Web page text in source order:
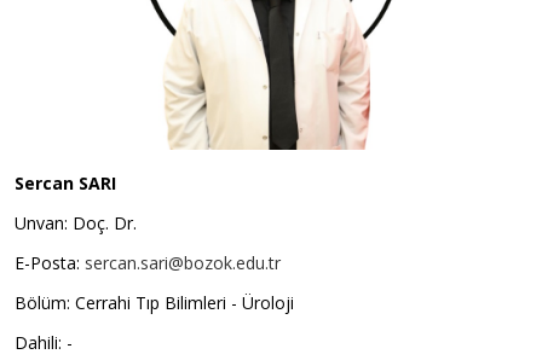
Sercan SARI
Unvan: Doç. Dr.
E-Posta: sercan.sari@bozok.edu.tr
Bölüm: Cerrahi Tıp Bilimleri - Üroloji
Dahili: -